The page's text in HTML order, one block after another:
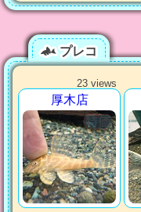
プレコ
23 views
厚木店